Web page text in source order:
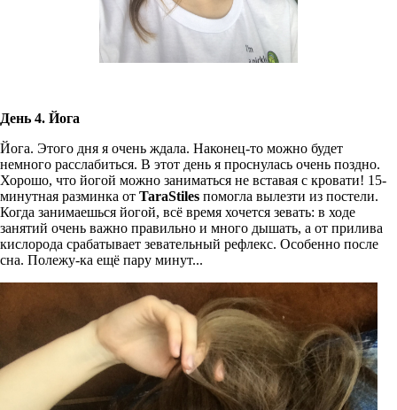
День 4. Йога
Йога. Этого дня я очень ждала. Наконец-то можно будет
немного расслабиться. В этот день я проснулась очень поздно.
Хорошо, что йогой можно заниматься не вставая с кровати! 15-
минутная разминка от TaraStiles помогла вылезти из постели.
Когда занимаешься йогой, всё время хочется зевать: в ходе
занятий очень важно правильно и много дышать, а от прилива
кислорода срабатывает зевательный рефлекс. Особенно после
сна. Полежу-ка ещё пару минут...